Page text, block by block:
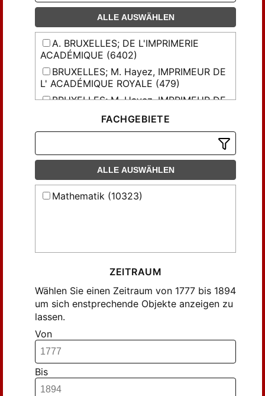
Catalan, Eugène (699)
Cesàro, G. (80)
Chalon, Renier (38)
Chasteler, du (78)
Chevalier, Abbé (68)
Coemans, Eugène (21)
Decker, P. de (25)
Devaux, Paul (80)
Dumont, A.H. (6)
Duprez, F. (104)
Gachard (172)
Gallitzin, de le Prin de (21)
Gerard (29)
Ghesquiere, Josepho (80)
Gilbert, Ph. (21)
Gluge (12)
Godart (7)
Hansteen (19)
ALLE AUSWÄHLEN
A. BRUXELLES; DE L'IMPRIMERIE
ACADÉMIQUE (6402)
BRUXELLES; M. Hayez, IMPRIMEUR DE
L' ACADÉMIQUE ROYALE (479)
BRUXELLES; M. Hayez, IMPRIMEUR DE
L'Académie royale de Bruxelles (2739)
M. Hayez, IMPRIMEUR DE L'ACADEMIE
ROYALE (437)
FACHGEBIETE
ALLE AUSWÄHLEN
Mathematik (10323)
ZEITRAUM
Wählen Sie einen Zeitraum von 1777 bis 1894
um sich enstprechende Objekte anzeigen zu
lassen.
Von
Bis